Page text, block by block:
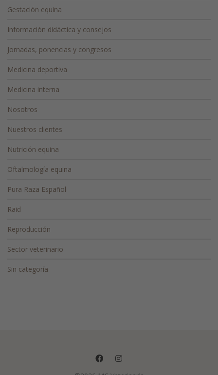
Gestación equina
Información didáctica y consejos
Jornadas, ponencias y congresos
Medicina deportiva
Medicina interna
Nosotros
Nuestros clientes
Nutrición equina
Oftalmología equina
Pura Raza Español
Raid
Reproducción
Sector veterinario
Sin categoría